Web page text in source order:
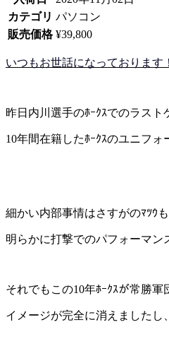
カテゴリ パソコン
販売価格 ¥39,800
いつもお世話になっております
昨日内川選手のﾎｰｸｽでのラス
10年間在籍したﾎｰｸｽのユニフ
細かい内部事情はさすがのﾏﾂｳ
明らかに打撃でのパフォーマ
それでもこの10年ﾎｰｸｽが常勝
イメージが完全に消えましたし